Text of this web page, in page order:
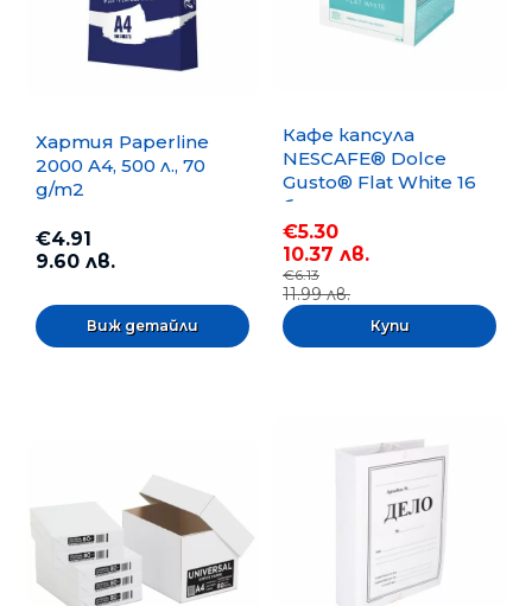
Хартия Paperline
2000 A4, 500 л., 70
g/m2
€4.91
9.60 лв.
Виж детайли
Кафе капсула
NESCAFE® Dolce
Gusto® Flat White 16
бр.
€5.30
10.37 лв.
€6.13
11.99 лв.